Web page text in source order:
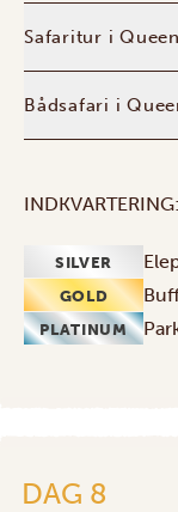
Safaritur i
Bådsafari i
INDKVARTERING:
SILVER
GOLD
PLATINUM
DAG 8